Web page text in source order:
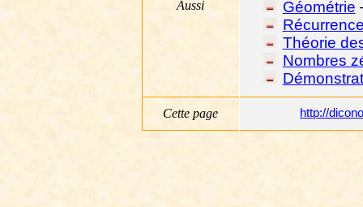
Aussi Géométrie
Théorie
Nombres
Cette page http://